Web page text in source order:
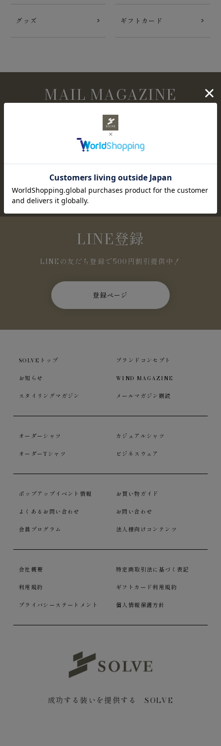
グッズ ギフトカード
MAIL MAGAZINE
メールマガジン購読
NEWアイテムやセール情報など、お得な情報を定
期的にお知らせします。
登録ページ
LINE登録
LINEの友だち登録で500円割引提供中！
登録ページ
SOLVEトップ ブランドコンセプト
お知らせ WIND MAGAZINE
スタイリングマガジン メールマガジン購読
オーダーシャツ カジュアルシャツ
オーダーTシャツ ビジネスウェア
ポップアップイベント情報 お買い物ガイド
よくあるお問い合わせ お問い合わせ
会員プログラム 法人様向けコンテンツ
会社概要 特定商取引法に基づく表記
利用規約 ギフトカード利用規約
プライバシーステートメント 個人情報保護方針
成功する装いを提供する SOLVE